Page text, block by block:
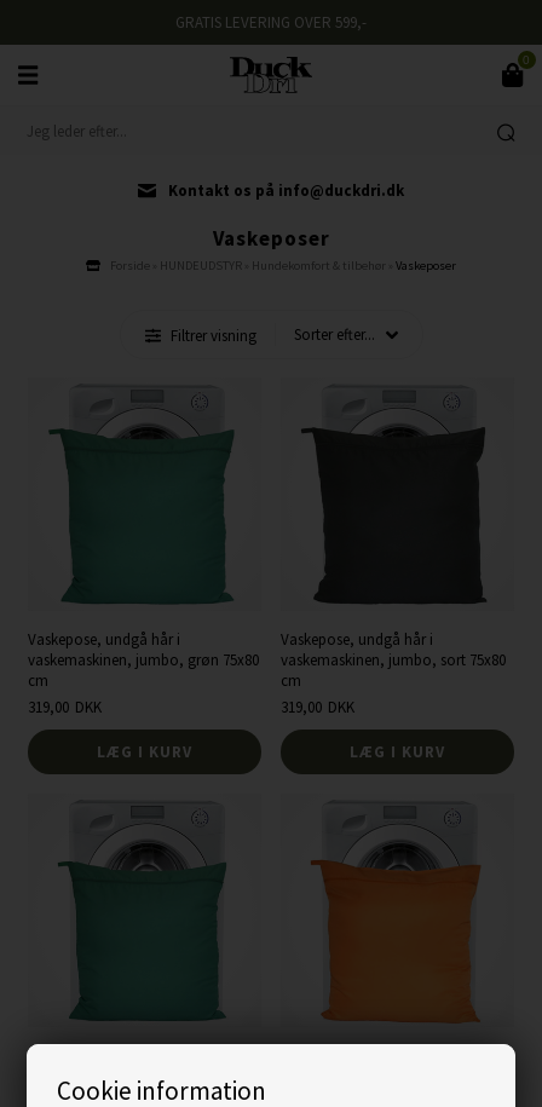
GRATIS LEVERING OVER 599,-
Cookie information
0
Kontakt os på info@duckdri.dk
Vaskeposer
Forside HUNDEUDSTYR» Hundekomfort & tilbehør Vaskeposer
Filtrer visning
Vaskepose, undgå hår i
vaskemaskinen, jumbo, grøn 75x80
cm
319,00 DKK
LÆG I KURV
Vaskepose, undgå hår i
vaskemaskinen, jumbo, sort 75x80
cm
319,00 DKK
LÆG I KURV
Vaskepose, undgå hår i
vaskemaskinen, large, grøn 58x75